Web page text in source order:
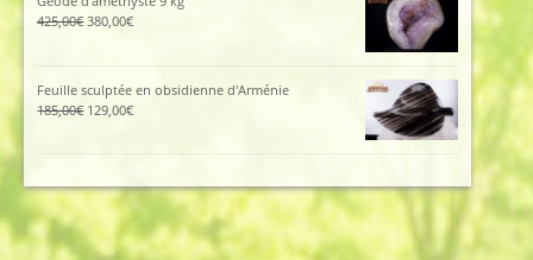
112,00€.102,00€.
425,00€ Le
425,00€.
380,00€Le
380,00€.
Feuille sculptée en obsidienne d'Arménie
185,00€ Le
185,00€.
129,00€Le
129,00€.